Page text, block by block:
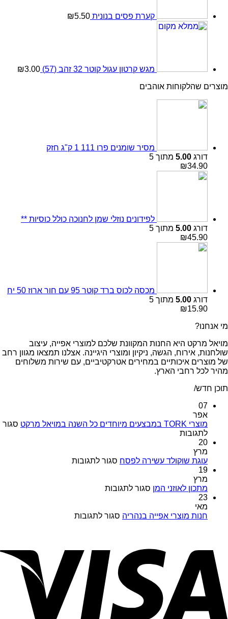
קערת פסים בנונית ₪5.50
מגש קרטון עגול קוטר 32 זהב (57) ₪3.00
מוצרים שהלקוחות אוהבים
מסיר שומנים פרו 111 1 ק"ג חזק
דורג 5.00 מתוך 5
₪34.90
לפידונים נוזלי שמן לחנוכה כולל כוסיות **
דורג 5.00 מתוך 5
₪45.90
מכסה לכוס ברד קוטר 95 עם חור ארוז 50 יח
דורג 5.00 מתוך 5
₪15.90
מי אנחנו?
מויאל מרקט היא החנות המקוונת שלכם למוצרי אפייה, עיצוב
שולחנות, אירוח, הגשה, ניקיון ומוצרי היגיינה. אצלנו תמצאו מגוון רחב
של מוצרים איכותיים במחירים אטרקטיביים, עם שירות משלוחים
מהיר לכל רחבי הארץ.
תוכן חדש/
07
אפר
מוצרי TORK במבצעים מיוחדים כל השנה במויאל מרקט
סגור
לתגובותעל
במבצעים
השנה
20
מרץ
עוגת שוקולד עשירה לפסח סגור לתגובותעל
19
מרץ
מתכון לאוזני המן סגור לתגובותעל
המן
23
מאי
חנות מוצרי אפייה בנהריה סגור לתגובותעל
בנהריה